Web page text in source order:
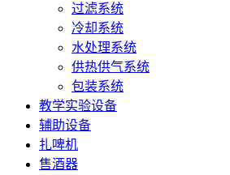
过滤系统
冷却系统
水处理系统
供热供气系统
包装系统
教学实验设备
辅助设备
扎啤机
售酒器